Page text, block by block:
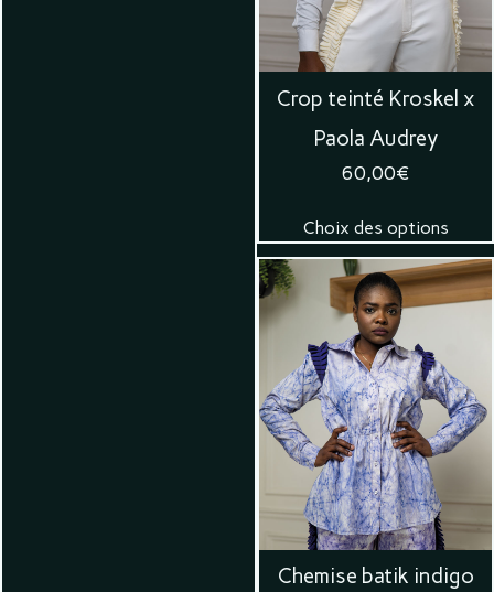
Crop teinté Kroskel x
Paola Audrey
60,00€
Choix des options
Chemise batik indigo